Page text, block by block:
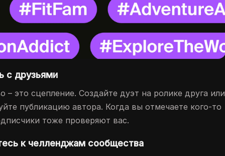
с друзьями
– это сцепление. Создайте дуэт на ролике друга или
публикацию автора. Когда вы отмечаете кого-то
тоже проверяют вас.
к челленджам сообщества